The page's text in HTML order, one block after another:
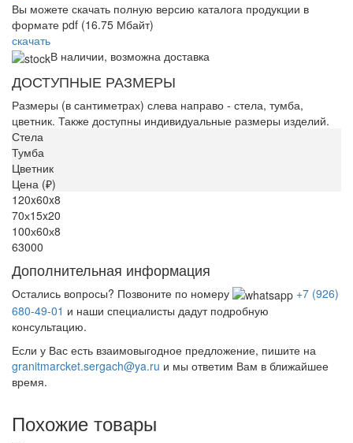
Вы можете скачать полную версию каталога продукции в
формате pdf (16.75 Мбайт)
скачать
В наличии, возможна доставка
ДОСТУПНЫЕ РАЗМЕРЫ
Размеры (в сантиметрах) слева направо - стела, тумба,
цветник. Также доступны индивидуальные размеры изделий.
Стела
Тумба
Цветник
Цена (₽)
120x60x8
70х15x20
100х60х8
63000
Дополнительная информация
Остались вопросы? Позвоните по номеру
+7 (926)
680-49-01 и наши специалисты дадут подробную
консультацию.
Если у Вас есть взаимовыгодное предложение, пишите на
granitmarcket.sergach@ya.ru и мы ответим Вам в ближайшее
время.
Похожие товары